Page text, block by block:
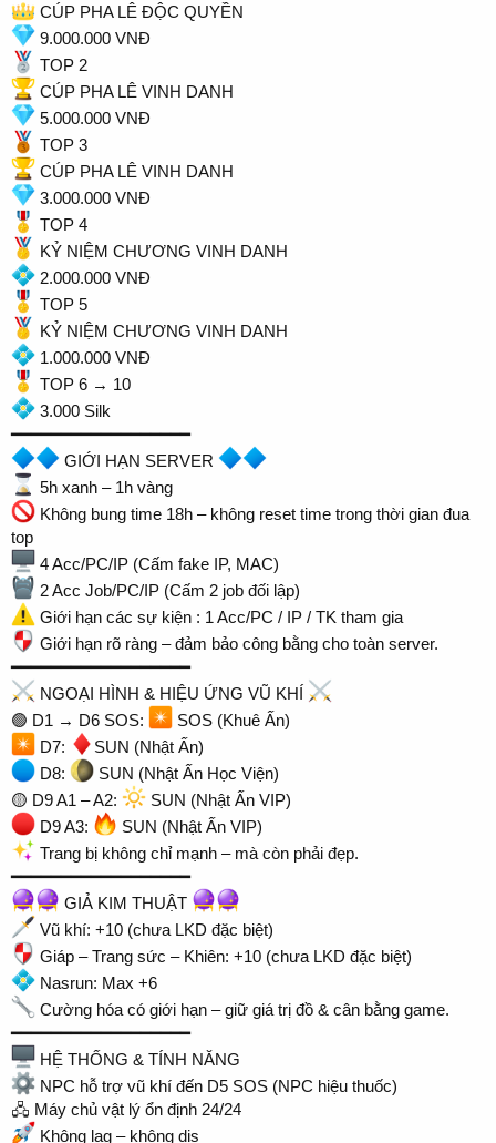
CÚP PHA LÊ ĐỘC QUYỀN
9.000.000 VNĐ
TOP 2
CÚP PHA LÊ VINH DANH
5.000.000 VNĐ
TOP 3
CÚP PHA LÊ VINH DANH
3.000.000 VNĐ
TOP 4
KỶ NIỆM CHƯƠNG VINH DANH
2.000.000 VNĐ
TOP 5
KỶ NIỆM CHƯƠNG VINH DANH
1.000.000 VNĐ
TOP 6 → 10
3.000 Silk
━━━━━━━━━━━━━━━━━━
GIỚI HẠN SERVER
5h xanh – 1h vàng
Không bung time 18h – không reset time trong thời gian đua
top
4 Acc/PC/IP (Cấm fake IP, MAC)
2 Acc Job/PC/IP (Cấm 2 job đối lập)
Giới hạn các sự kiện : 1 Acc/PC / IP / TK tham gia
Giới hạn rõ ràng – đảm bảo công bằng cho toàn server.
━━━━━━━━━━━━━━━━━━
NGOẠI HÌNH & HIỆU ỨNG VŨ KHÍ
🟢 D1 → D6 SOS:
SOS (Khuê Ấn)
D7:
SUN (Nhật Ấn)
D8:
SUN (Nhật Ấn Học Viện)
🟡 D9 A1 – A2:
SUN (Nhật Ấn VIP)
D9 A3:
SUN (Nhật Ấn VIP)
Trang bị không chỉ mạnh – mà còn phải đẹp.
━━━━━━━━━━━━━━━━━━
GIẢ KIM THUẬT
Vũ khí: +10 (chưa LKD đặc biệt)
Giáp – Trang sức – Khiên: +10 (chưa LKD đặc biệt)
Nasrun: Max +6
Cường hóa có giới hạn – giữ giá trị đồ & cân bằng game.
━━━━━━━━━━━━━━━━━━
HỆ THỐNG & TÍNH NĂNG
NPC hỗ trợ vũ khí đến D5 SOS (NPC hiệu thuốc)
🖧 Máy chủ vật lý ổn định 24/24
Không lag – không dis